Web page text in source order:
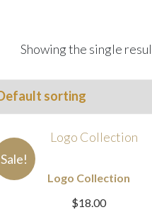
Showing the single
Sale!
Logo Collection
$18.00